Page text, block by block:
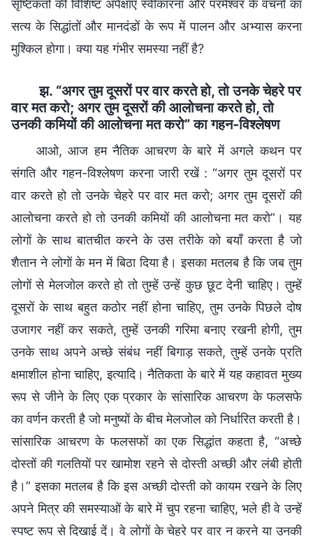
सृष्टिकर्ता की विशिष्ट अपेक्षाएँ स्वीकारना और परमेश्वर के वचनों का
सत्य के सिद्धांतों और मानदंडों के रूप में पालन और अभ्यास करना
मुश्किल होगा। क्या यह गंभीर समस्या नहीं है?
झ. “अगर तुम दूसरों पर वार करते हो, तो उनके चेहरे पर
वार मत करो; अगर तुम दूसरों की आलोचना करते हो, तो
उनकी कमियों की आलोचना मत करो” का गहन-विश्लेषण
आओ, आज हम नैतिक आचरण के बारे में अगले कथन पर
संगति और गहन-विश्लेषण करना जारी रखें : “अगर तुम दूसरों पर
वार करते हो तो उनके चेहरे पर वार मत करो; अगर तुम दूसरों की
आलोचना करते हो तो उनकी कमियों की आलोचना मत करो”। यह
लोगों के साथ बातचीत करने के उस तरीके को बयाँ करता है जो
शैतान ने लोगों के मन में बिठा दिया है। इसका मतलब है कि जब तुम
लोगों से मेलजोल करते हो तो तुम्हें उन्हें कुछ छूट देनी चाहिए। तुम्हें
दूसरों के साथ बहुत कठोर नहीं होना चाहिए, तुम उनके पिछले दोष
उजागर नहीं कर सकते, तुम्हें उनकी गरिमा बनाए रखनी होगी, तुम
उनके साथ अपने अच्छे संबंध नहीं बिगाड़ सकते, तुम्हें उनके प्रति
क्षमाशील होना चाहिए, इत्यादि। नैतिकता के बारे में यह कहावत मुख्य
रूप से जीने के लिए एक प्रकार के सांसारिक आचरण के फलसफे
का वर्णन करती है जो मनुष्यों के बीच मेलजोल को निर्धारित करती है।
सांसारिक आचरण के फलसफों का एक सिद्धांत कहता है, “अच्छे
दोस्तों की गलतियों पर खामोश रहने से दोस्ती अच्छी और लंबी होती
है।” इसका मतलब है कि इस अच्छी दोस्ती को कायम रखने के लिए
अपने मित्र की समस्याओं के बारे में चुप रहना चाहिए, भले ही वे उन्हें
स्पष्ट रूप से दिखाई दें। वे लोगों के चेहरे पर वार न करने या उनकी